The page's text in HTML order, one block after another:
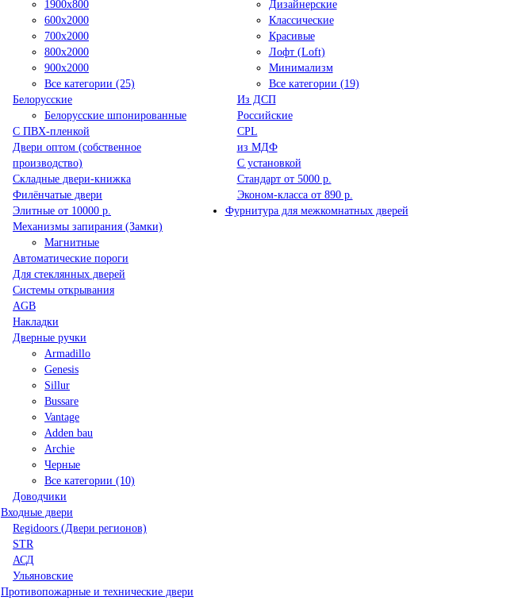
1900х800
600x2000
700x2000
800x2000
900x2000
Все категории (25)
Дизайнерские
Классические
Красивые
Лофт (Loft)
Минимализм
Все категории (19)
Белорусские
Белорусские шпонированные
Из ДСП
Российские
C ПВХ-пленкой
CPL
Двери оптом (собственное
производство)
из МДФ
С установкой
Складные двери-книжка
Стандарт от 5000 р.
Филёнчатые двери
Эконом-класса от 890 р.
Элитные от 10000 р.
Фурнитура для межкомнатных дверей
Механизмы запирания (Замки)
Магнитные
Автоматические пороги
Для стеклянных дверей
Системы открывания
AGB
Накладки
Дверные ручки
Armadillo
Genesis
Sillur
Bussare
Vantage
Adden bau
Archie
Черные
Все категории (10)
Доводчики
Входные двери
Regidoors (Двери регионов)
STR
АСД
Ульяновские
Противопожарные и технические двери